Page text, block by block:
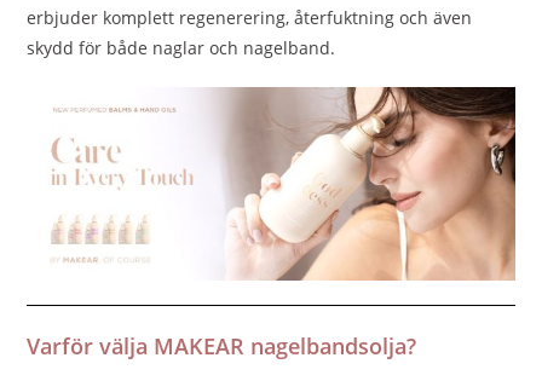
erbjuder komplett regenerering, återfuktning och även
skydd för både naglar och nagelband.
Varför välja MAKEAR nagelbandsolja?